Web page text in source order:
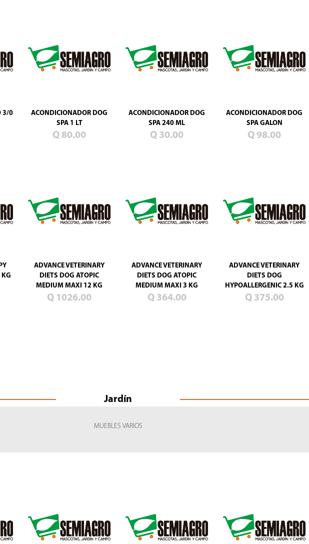
3/0
ACONDICIONADOR DOG
SPA 1 LT
Q 80.00
ACONDICIONADOR DOG
SPA 240 ML
Q 30.00
ACONDICIONADOR DOG
SPA GALON
Q 98.00
KG
ADVANCE VETERINARY
DIETS DOG ATOPIC
MEDIUM MAXI 12 KG
Q 1026.00
ADVANCE VETERINARY
DIETS DOG ATOPIC
MEDIUM MAXI 3 KG
Q 364.00
ADVANCE VETERINARY
DIETS DOG
HYPOALLERGENIC 2.5 KG
Q 375.00
Jardín
MUEBLES VARIOS